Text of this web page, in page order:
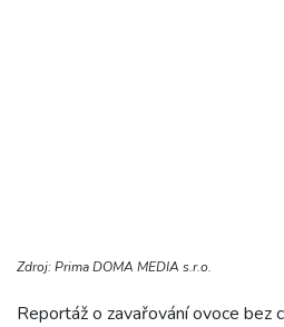
Zdroj: Prima DOMA MEDIA s.r.o.
Reportáž o zavařování ovoce bez